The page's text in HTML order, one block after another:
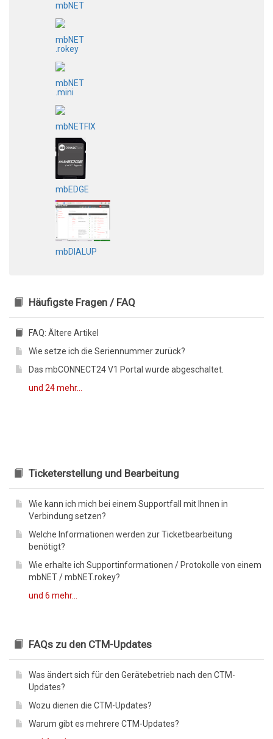
mbNET
mbNET
.rokey
mbNET
.mini
mbNETFIX
mbEDGE
mbDIALUP
Häufigste Fragen / FAQ
FAQ: Ältere Artikel
Wie setze ich die Seriennummer zurück?
Das mbCONNECT24 V1 Portal wurde abgeschaltet.
und 24 mehr...
Ticketerstellung und Bearbeitung
Wie kann ich mich bei einem Supportfall mit Ihnen in
Verbindung setzen?
Welche Informationen werden zur Ticketbearbeitung
benötigt?
Wie erhalte ich Supportinformationen / Protokolle von einem
mbNET / mbNET.rokey?
und 6 mehr...
FAQs zu den CTM-Updates
Was ändert sich für den Gerätebetrieb nach den CTM-
Updates?
Wozu dienen die CTM-Updates?
Warum gibt es mehrere CTM-Updates?